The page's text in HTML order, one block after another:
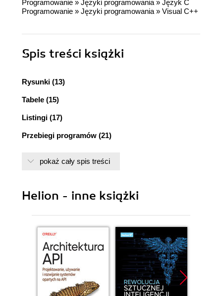
Programowanie » Języki programowania » Język C
Programowanie » Języki programowania » Visual C++
Spis treści książki
Rysunki (13)
Tabele (15)
Listingi (17)
Przebiegi programów (21)
Rozdział 1. Wprowadzenie do systemu Windows
Ewolucja systemu Windows (37)
Wersje systemu Windows (37)
Pozycja systemu Windows na rynku (40)
System Windows, standardy i systemy o
otwartym dostępie do kodu źródłowego (41)
Podstawy systemu Windows (43)
pokaż cały spis treści
Helion - inne książki